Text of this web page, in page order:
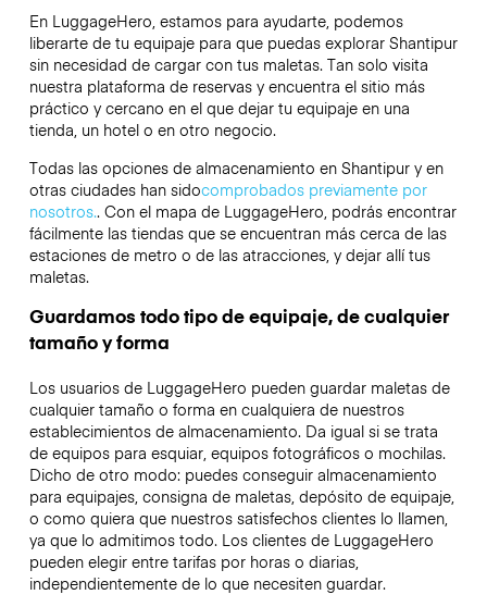
En LuggageHero, estamos para ayudarte, podemos
liberarte de tu equipaje para que puedas explorar Shantipur
sin necesidad de cargar con tus maletas. Tan solo visita
nuestra plataforma de reservas y encuentra el sitio más
práctico y cercano en el que dejar tu equipaje en una
tienda, un hotel o en otro negocio.
Todas las opciones de almacenamiento en Shantipur y en
otras ciudades han sidocomprobados previamente por
nosotros.. Con el mapa de LuggageHero, podrás encontrar
fácilmente las tiendas que se encuentran más cerca de las
estaciones de metro o de las atracciones, y dejar allí tus
maletas.
Guardamos todo tipo de equipaje, de cualquier
tamaño y forma
Los usuarios de LuggageHero pueden guardar maletas de
cualquier tamaño o forma en cualquiera de nuestros
establecimientos de almacenamiento. Da igual si se trata
de equipos para esquiar, equipos fotográficos o mochilas.
Dicho de otro modo: puedes conseguir almacenamiento
para equipajes, consigna de maletas, depósito de equipaje,
o como quiera que nuestros satisfechos clientes lo llamen,
ya que lo admitimos todo. Los clientes de LuggageHero
pueden elegir entre tarifas por horas o diarias,
independientemente de lo que necesiten guardar.